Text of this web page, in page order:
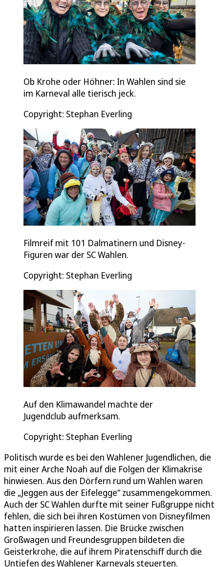
Ob Krohe oder Höhner: In Wahlen sind sie
im Karneval alle tierisch jeck.
Copyright: Stephan Everling
Filmreif mit 101 Dalmatinern und Disney-
Figuren war der SC Wahlen.
Copyright: Stephan Everling
Auf den Klimawandel machte der
Jugendclub aufmerksam.
Copyright: Stephan Everling
Politisch wurde es bei den Wahlener Jugendlichen, die
mit einer Arche Noah auf die Folgen der Klimakrise
hinwiesen. Aus den Dörfern rund um Wahlen waren
die „Jeggen aus der Eifelegge“ zusammengekommen.
Auch der SC Wahlen durfte mit seiner Fußgruppe nicht
fehlen, die sich bei ihren Kostümen von Disneyfilmen
hatten inspirieren lassen. Die Brücke zwischen
Großwagen und Freundesgruppen bildeten die
Geisterkrohe, die auf ihrem Piratenschiff durch die
Untiefen des Wahlener Karnevals steuerten.